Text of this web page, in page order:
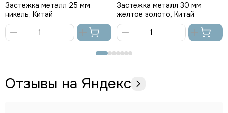
Застежка металл 25 мм
никель, Китай
корзину
Застежка металл 30 мм
желтое золото, Китай
Отзывы на Яндекс